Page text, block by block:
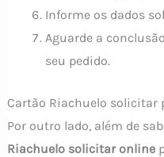
Informe os dados
Aguarde a
seu pedido.
Cartão Riachuelo solicitar
Por outro lado, além de
Riachuelo solicitar online